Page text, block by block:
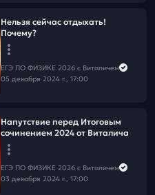
Нельзя сейчас отдыхать!
Почему?
ЕГЭ ПО ФИЗИКЕ 2026 с Виталичем
05 декабря 2024 г., 17:00
Напутствие перед Итоговым
сочинением 2024 от Виталича
ЕГЭ ПО ФИЗИКЕ 2026 с Виталичем
03 декабря 2024 г., 17:00